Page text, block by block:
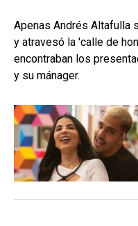
Apenas Andrés Altafulla
y atravesó la 'calle de
encontraban los
y su mánager.